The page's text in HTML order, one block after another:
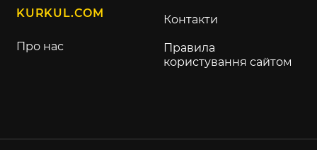
KURKUL.COM
Про нас
Контакти
Правила
користування сайтом